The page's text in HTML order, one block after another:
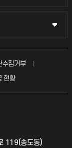
수집거부
현황
119(송도동)